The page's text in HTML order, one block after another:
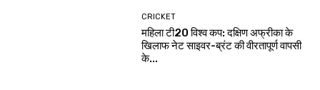
CRICKET
महिला टी20 विश्व कप: दक्षिण अफ्रीका के
खिलाफ नेट साइवर-ब्रंट की वीरतापूर्ण वापसी
के...